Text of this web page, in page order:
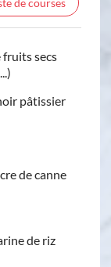
de courses
fruits secs
pâtissier
de canne
de riz